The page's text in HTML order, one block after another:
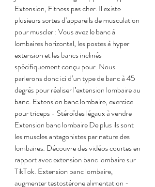
Extension, Fitness pas cher. Il existe
plusieurs sortes d’appareils de musculation
pour muscler : Vous avez le banc à
lombaires horizontal, les postes à hyper
extension et les bancs inclinés
spécifiquement conçu pour. Nous
parlerons donc ici d’un type de banc à 45
degrés pour réaliser l’extension lombaire au
banc. Extension banc lombaire, exercice
pour triceps - Stéroïdes légaux à vendre
Extension banc lombaire De plus ils sont
les muscles antagonistes par nature des
lombaires. Découvre des vidéos courtes en
rapport avec extension banc lombaire sur
TikTok. Extension banc lombaire,
augmenter testostérone alimentation -